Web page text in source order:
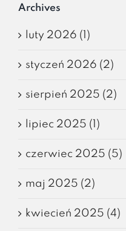
Archives
luty 2026 (1)
styczeń 2026 (2)
sierpień 2025 (2)
lipiec 2025 (1)
czerwiec 2025 (5)
maj 2025 (2)
kwiecień 2025 (4)